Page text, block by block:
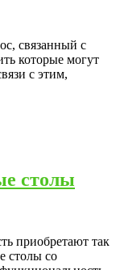
связанный с
которые могут
с этим,
столы
приобретают так
столы со